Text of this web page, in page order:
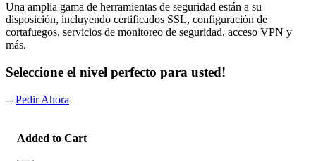
Una amplia gama de herramientas de seguridad están a su
disposición, incluyendo certificados SSL, configuración de
cortafuegos, servicios de monitoreo de seguridad, acceso VPN y
más.
Seleccione el nivel perfecto para usted!
-- Pedir Ahora
Added to Cart